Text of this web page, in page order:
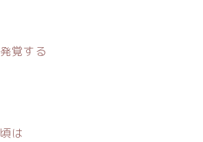
覚する
は